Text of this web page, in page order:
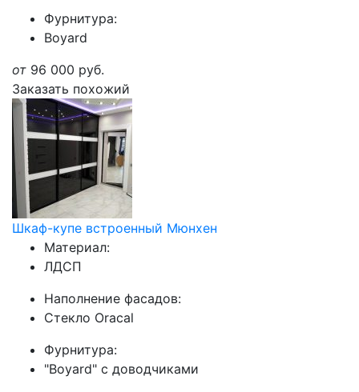
Фурнитура:
Boyard
от 96 000 руб.
Заказать похожий
Шкаф-купе встроенный Мюнхен
Материал:
ЛДСП
Наполнение фасадов:
Стекло Oracal
Фурнитура:
"Boyard" с доводчиками